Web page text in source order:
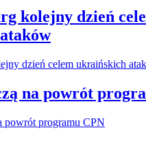
kolejny dzień
na powrót